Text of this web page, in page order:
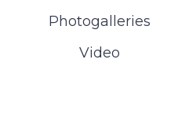
Photogalleries
Video